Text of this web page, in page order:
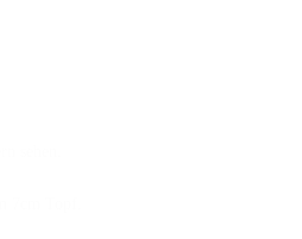
sehen.
7cm Topf.